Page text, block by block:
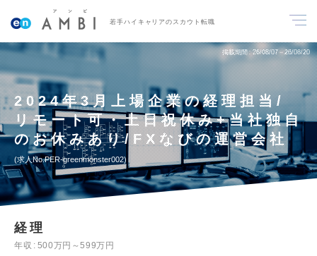
若手ハイキャリアのスカウト転職
掲載期間 26/08/07～26/08/20
2024年3月上場企業の経理担当/
リモート可・土日祝休み+当社独自
のお休みあり/FXなびの運営会社
求人No.PER-greenmonster002
経理
年収
500万円～599万円